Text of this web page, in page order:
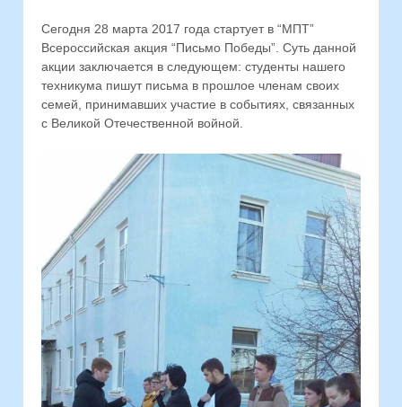
Сегодня 28 марта 2017 года стартует в “МПТ”
Всероссийская акция “Письмо Победы”. Суть данной
акции заключается в следующем: студенты нашего
техникума пишут письма в прошлое членам своих
семей, принимавших участие в событиях, связанных
с Великой Отечественной войной.